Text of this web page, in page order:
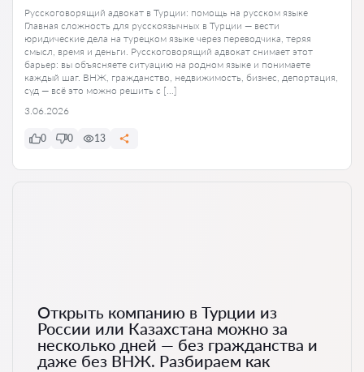
Русскоговорящий адвокат в Турции: помощь на русском языке
Главная сложность для русскоязычных в Турции — вести
юридические дела на турецком языке через переводчика, теряя
смысл, время и деньги. Русскоговорящий адвокат снимает этот
барьер: вы объясняете ситуацию на родном языке и понимаете
каждый шаг. ВНЖ, гражданство, недвижимость, бизнес, депортация,
суд — всё это можно решить с […]
3.06.2026
0 0 13
Открыть компанию в Турции из
России или Казахстана можно за
несколько дней — без гражданства и
даже без ВНЖ. Разбираем как